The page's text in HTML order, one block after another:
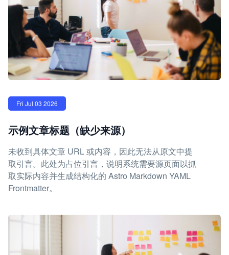
Fri Jul 03 2026
示例文章标题（缺少来源）
未收到具体文章 URL 或内容，因此无法从原文中提
取引言。此处为占位引言，说明系统需要源页面以抓
取实际内容并生成结构化的 Astro Markdown YAML
Frontmatter。